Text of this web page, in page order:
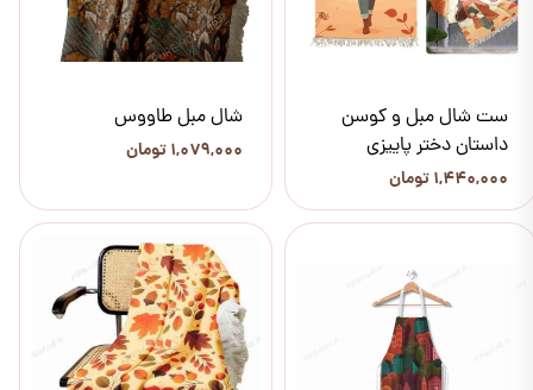
ست شال مبل و کوسن
داستان دختر پاییزی
۱,۴۴۰,۰۰۰ تومان
شال مبل طاووس
۱,۰۷۹,۰۰۰ تومان